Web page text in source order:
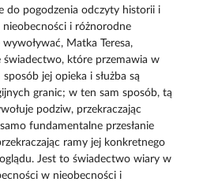
do pogodzenia odczyty historii i
nieobecności i różnorodne
Matka Teresa,
świadectwo, które przemawia w
jej opieka i służba są
granic; w ten sam sposób, tą
podziw, przekraczając
fundamentalne przesłanie
ramy jej konkretnego
Jest to świadectwo wiary w
w nieobecności i